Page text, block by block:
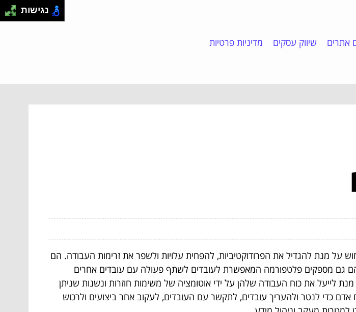
אתרים שיווק עסקים מדיניות פרטיות
על מנת להגדיל את הפרודוקטיביות, להפחית עלויות ולשפר את זרימות העבודה. הם
גם מספקים פלטפורמה המאפשרת לעובדים לשתף פעולה עם עובדים אחרים
לייעל את כוח העבודה שלהן על ידי אוטומציה של משימות חוזרות ונשנות שניתן
אדם כדי לנטר ולהעריך עובדים, לתקשר עם העובדים, לעקוב אחר ביצועים ולרכוש
נגישות